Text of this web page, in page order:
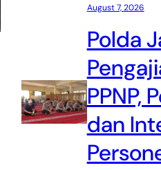
August 7, 2026
Polda
PPNP,
dan